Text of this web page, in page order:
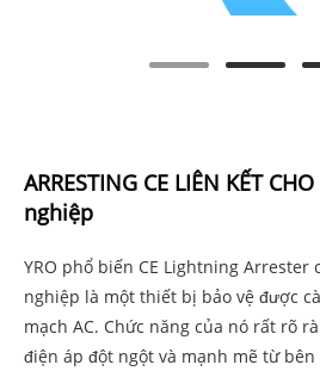
ARRESTING CE LIÊN KẾT
nghiệp
YRO phổ biến CE Lightning Arrester
nghiệp là một thiết bị bảo vệ được
mạch AC. Chức năng của nó rất rõ
điện áp đột ngột và mạnh mẽ từ bên